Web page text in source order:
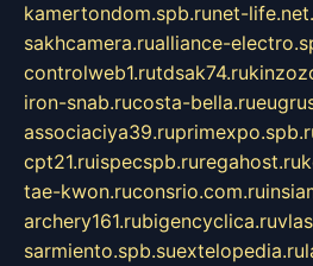
kamertondom.spb.runet-
sakhcamera.rualliance-
controlweb1.rutdsak74.ru
iron-snab.rucosta-bella.ru
associaciya39.ru
cpt21.ruispecspb.ruregahost.ru
tae-kwon.ruconsrio.com.ru
archery161.rubigencyclica.ru
sarmiento.spb.suextelopedia.ru